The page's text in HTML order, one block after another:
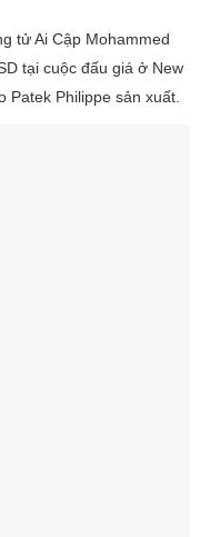
tử Ai Cập Mohammed
tại cuộc đấu giá ở New
Patek Philippe sản xuất.